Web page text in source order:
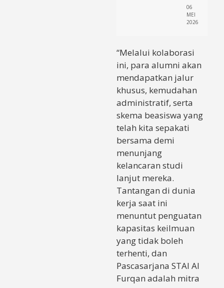
06
MEI
2026
“Melalui kolaborasi
ini, para alumni akan
mendapatkan jalur
khusus, kemudahan
administratif, serta
skema beasiswa yang
telah kita sepakati
bersama demi
menunjang
kelancaran studi
lanjut mereka.
Tantangan di dunia
kerja saat ini
menuntut penguatan
kapasitas keilmuan
yang tidak boleh
terhenti, dan
Pascasarjana STAI Al
Furqan adalah mitra